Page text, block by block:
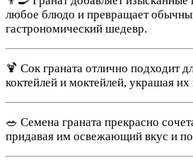
любое блюдо и превращает
гастрономический шедевр.
🍹 Сок граната отлично подходит
коктейлей и моктейлей, украшая
🥗 Семена граната прекрасно
придавая им освежающий вкус и